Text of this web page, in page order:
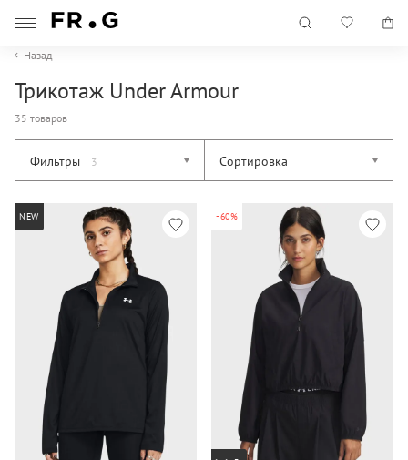
Назад
Трикотаж Under Armour
35 товаров
Фильтры 3 Сортировка
NEW -60%